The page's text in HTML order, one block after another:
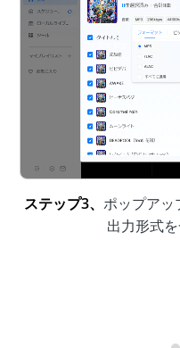
ステップ3、ポップアッ
出力形式を